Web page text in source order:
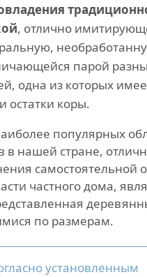
, отлично
парой
одна из которых
остатки коры.
популярных
в нашей стране,
самостоятельной
частного дома,
по размерам.
установленным